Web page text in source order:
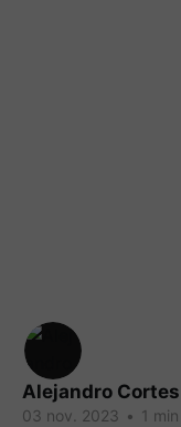
Alejandro Cortes
03 nov. 2023 • 1